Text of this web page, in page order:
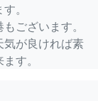
。
ございます。
が良ければ素
す。